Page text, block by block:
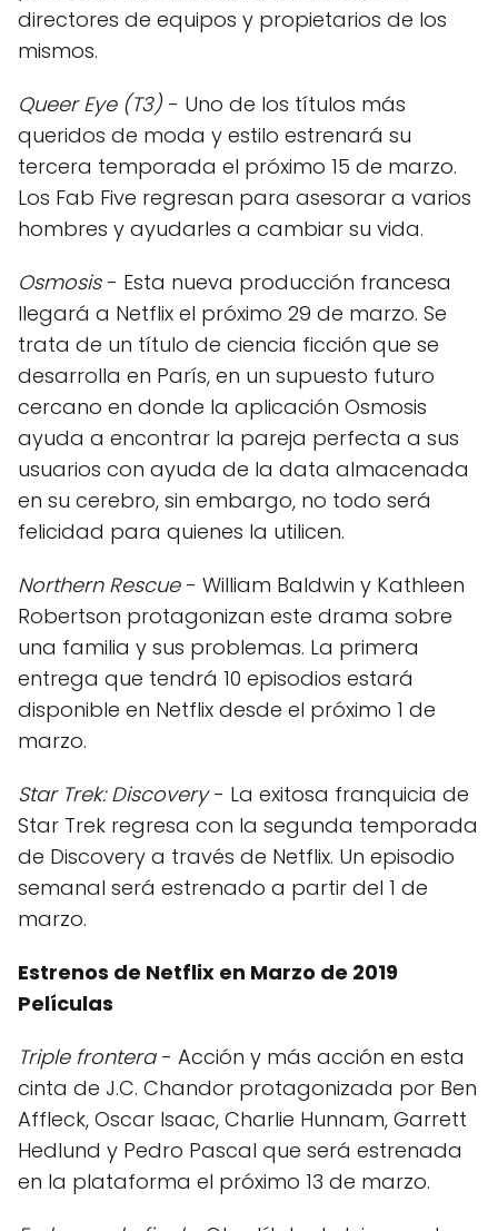
directores de equipos y propietarios de los
mismos.
Queer Eye (T3) - Uno de los títulos más
queridos de moda y estilo estrenará su
tercera temporada el próximo 15 de marzo.
Los Fab Five regresan para asesorar a varios
hombres y ayudarles a cambiar su vida.
Osmosis- Esta nueva producción francesa
llegará a Netflix el próximo 29 de marzo. Se
trata de un título de ciencia ficción que se
desarrolla en París, en un supuesto futuro
cercano en donde la aplicación Osmosis
ayuda a encontrar la pareja perfecta a sus
usuarios con ayuda de la data almacenada
en su cerebro, sin embargo, no todo será
felicidad para quienes la utilicen.
Northern Rescue- William Baldwin y Kathleen
Robertson protagonizan este drama sobre
una familia y sus problemas. La primera
entrega que tendrá 10 episodios estará
disponible en Netflix desde el próximo 1 de
marzo.
Star Trek: Discovery- La exitosa franquicia de
Star Trek regresa con la segunda temporada
de Discovery a través de Netflix. Un episodio
semanal será estrenado a partir del 1 de
marzo.
Estrenos de Netflix en Marzo de 2019
Películas
Triple frontera- Acción y más acción en esta
cinta de J.C. Chandor protagonizada por Ben
Affleck, Oscar Isaac, Charlie Hunnam, Garrett
Hedlund y Pedro Pascal que será estrenada
en la plataforma el próximo 13 de marzo.